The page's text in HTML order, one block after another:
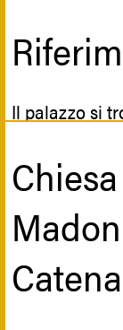
ordine della
1765, e la
Nella Chiesa
Vergine col
tre stelle
sul petto e
triplice
Il palazzo si
della città
metteva in
inferiore con
di S. Rocco.
cantonali si
Catena